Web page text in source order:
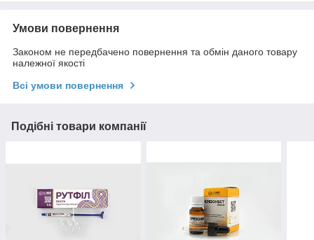
Умови повернення
Законом не передбачено повернення та обмін даного товару
належної якості
Всі умови повернення
Подібні товари компанії